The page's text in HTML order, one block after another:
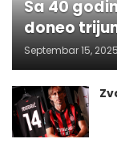
Sa 40
doneo
Septembar 15, 2025